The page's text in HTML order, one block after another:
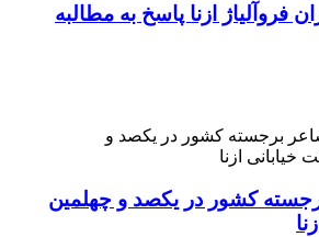
فروآلیاژ ازنا پاسخ به مطالبه
کشور در یکصد و چهلمین